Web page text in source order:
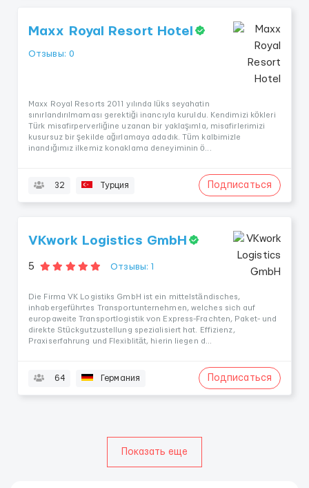
Maxx Royal Resort Hotel
Отзывы: 0
Maxx Royal Resorts 2011 yılında lüks seyahatin
sınırlandırılmaması gerektiği inancıyla kuruldu. Kendimizi kökleri
Türk misafirperverliğine uzanan bir yaklaşımla, misafirlerimizi
kusursuz bir şekilde ağırlamaya adadık. Tüm kalbimizle
inandığımız ilkemiz konaklama deneyiminin ö...
32 Турция Подписаться
VKwork Logistics GmbH
5 Отзывы: 1
Die Firma VK Logistiks GmbH ist ein mittelständisches,
inhabergeführtes Transportunternehmen, welches sich auf
europaweite Transportlogistik von Express-Frachten, Paket- und
direkte Stückgutzustellung spezialisiert hat. Effizienz,
Praxiserfahrung und Flexiblität, hierin liegen d...
64 Германия Подписаться
Показать еще